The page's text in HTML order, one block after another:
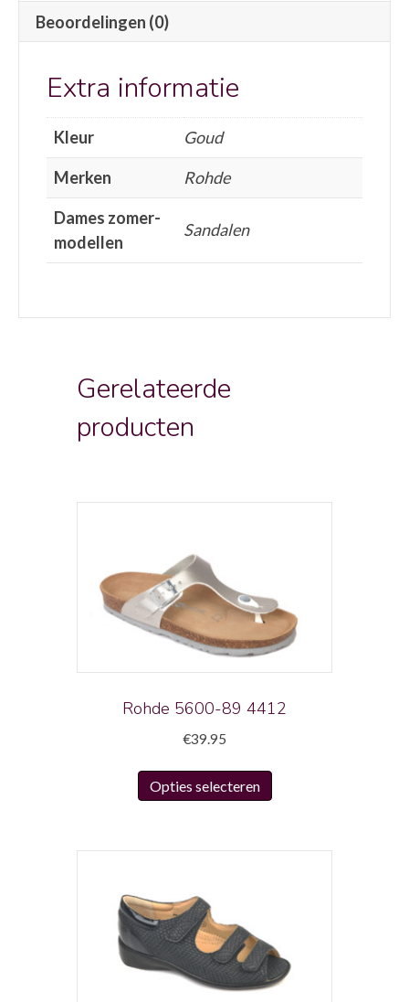
Beoordelingen (0)
Extra informatie
Kleur
Goud
Merken
Rohde
Dames zomer-
modellen
Sandalen
Gerelateerde
producten
Rohde 5600-89 4412
€39.95
Opties selecteren
Dit
gekozen
worden